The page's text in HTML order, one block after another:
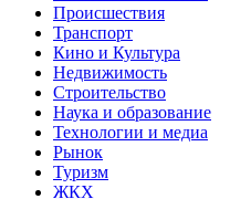
Происшествия
Транспорт
Кино и Культура
Недвижимость
Строительство
Наука и образование
Технологии и медиа
Рынок
Туризм
ЖКХ